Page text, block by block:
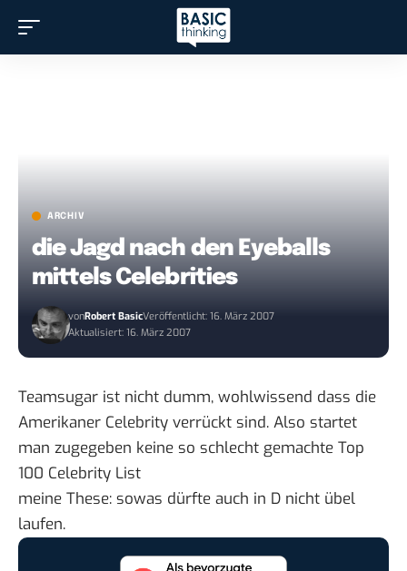
ARCHIV
die Jagd nach den Eyeballs
mittels Celebrities
vonRobert BasicVeröffentlicht: 16. März 2007
Aktualisiert: 16. März 2007
Teamsugar ist nicht dumm, wohlwissend dass die
Amerikaner Celebrity verrückt sind. Also startet
man zugegeben keine so schlecht gemachte Top
100 Celebrity List
meine These: sowas dürfte auch in D nicht übel
laufen.